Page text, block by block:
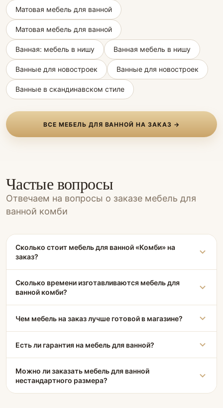
Матовая мебель для ванной
Матовая мебель для ванной
Ванная: мебель в нишу Ванная мебель в нишу
Ванные для новостроек Ванные для новостроек
Ванные в скандинавском стиле
ВСЕ МЕБЕЛЬ ДЛЯ ВАННОЙ НА ЗАКАЗ →
Частые вопросы
Отвечаем на вопросы о заказе мебель для
ванной комби
Сколько стоит мебель для ванной «Комби» на
заказ?
Сколько времени изготавливаются мебель для
ванной комби?
Чем мебель на заказ лучше готовой в магазине?
Есть ли гарантия на мебель для ванной?
Можно ли заказать мебель для ванной
нестандартного размера?